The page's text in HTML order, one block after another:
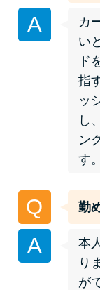
種
A
カ
い
ド
指
ッ
し
ン
す。
Q 勤
A
本
り
が